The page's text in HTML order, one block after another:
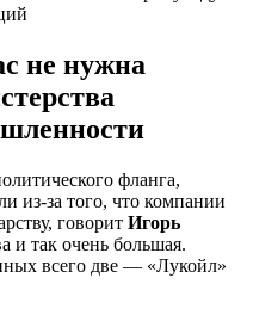
не нужна
фланга,
из-за того, что компании
говорит Игорь
и так очень большая.
всего две — «Лукойл»